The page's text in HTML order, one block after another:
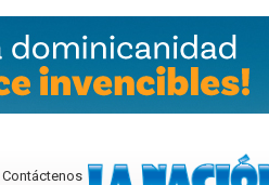
Contáctenos